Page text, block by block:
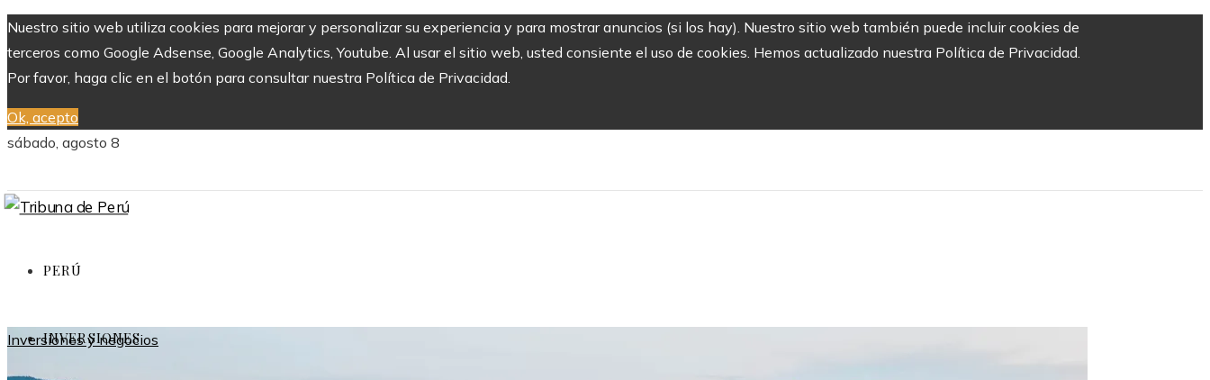
Nuestro sitio web utiliza cookies para mejorar y personalizar su experiencia y para mostrar anuncios (si los hay). Nuestro sitio web también puede incluir cookies de
terceros como Google Adsense, Google Analytics, Youtube. Al usar el sitio web, usted consiente el uso de cookies. Hemos actualizado nuestra Política de Privacidad.
Por favor, haga clic en el botón para consultar nuestra Política de Privacidad.
Ok, acepto
sábado, agosto 8
PERÚ
INVERSIONES
Inversiones y negocios